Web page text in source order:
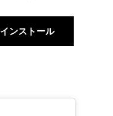
インストール